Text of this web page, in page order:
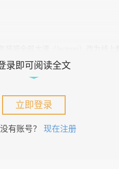
录即可阅读全文
立即登录
有账号？ 现在注册